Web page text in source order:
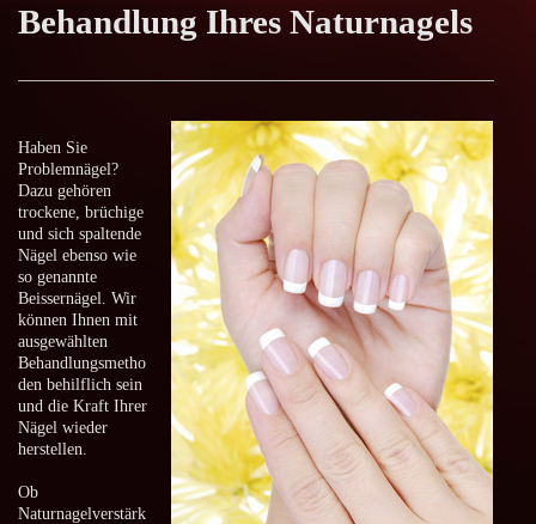
Behandlung Ihres Naturnagels
Haben Sie
Problemnägel?
Dazu gehören
trockene, brüchige
und sich spaltende
Nägel ebenso wie
so genannte
Beissernägel. Wir
können Ihnen mit
ausgewählten
Behandlungsmetho
den behilflich sein
und die Kraft Ihrer
Nägel wieder
herstellen.
Ob
Naturnagelverstärk